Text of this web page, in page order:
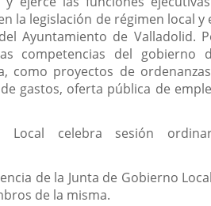
la legislación de régimen local y
Ayuntamiento de Valladolid.
competencias del gobierno
como proyectos de
gastos, oferta pública de
celebra sesión
de la Junta de Gobierno
de la misma.